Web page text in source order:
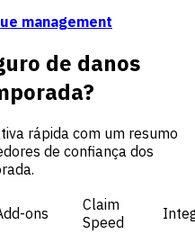
management
de danos
rápida com um resumo
de confiança dos
ons
Claim
Speed